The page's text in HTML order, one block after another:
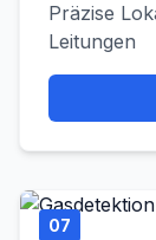
Präzise
Leitungen
07